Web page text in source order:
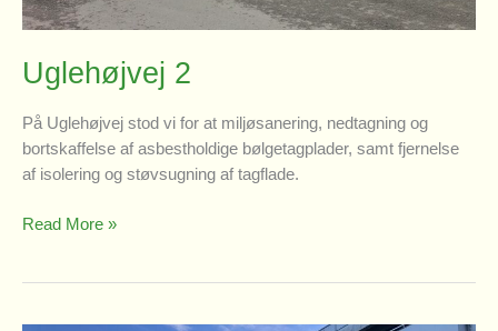
Uglehøjvej 2
På Uglehøjvej stod vi for at miljøsanering, nedtagning og
bortskaffelse af asbestholdige bølgetagplader, samt fjernelse
af isolering og støvsugning af tagflade.
Uglehøjvej
Read More »